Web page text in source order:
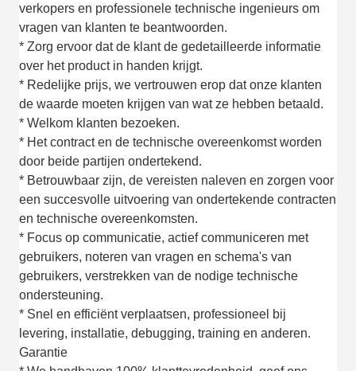
verkopers en professionele technische ingenieurs om
vragen van klanten te beantwoorden.
* Zorg ervoor dat de klant de gedetailleerde informatie
over het product in handen krijgt.
* Redelijke prijs, we vertrouwen erop dat onze klanten
de waarde moeten krijgen van wat ze hebben betaald.
* Welkom klanten bezoeken.
* Het contract en de technische overeenkomst worden
door beide partijen ondertekend.
* Betrouwbaar zijn, de vereisten naleven en zorgen voor
een succesvolle uitvoering van ondertekende contracten
en technische overeenkomsten.
* Focus op communicatie, actief communiceren met
gebruikers, noteren van vragen en schema's van
gebruikers, verstrekken van de nodige technische
ondersteuning.
* Snel en efficiënt verplaatsen, professioneel bij
levering, installatie, debugging, training en anderen.
Garantie